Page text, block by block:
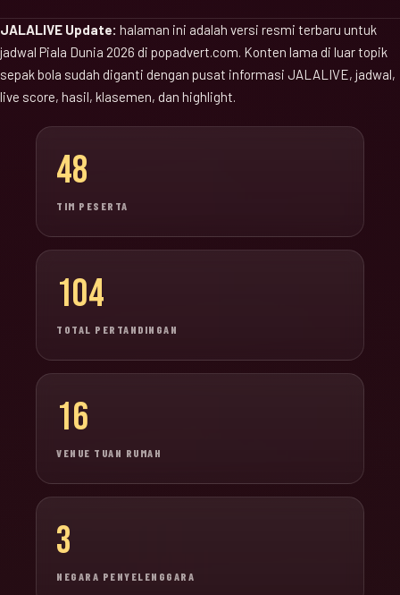
JALALIVE Update: halaman ini adalah versi resmi terbaru untuk
jadwal Piala Dunia 2026 di popadvert.com. Konten lama di luar topik
sepak bola sudah diganti dengan pusat informasi JALALIVE, jadwal,
live score, hasil, klasemen, dan highlight.
48
TIM PESERTA
104
TOTAL PERTANDINGAN
16
VENUE TUAN RUMAH
3
NEGARA PENYELENGGARA